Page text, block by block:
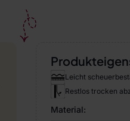
Leicht
Restlos trocken
Material: